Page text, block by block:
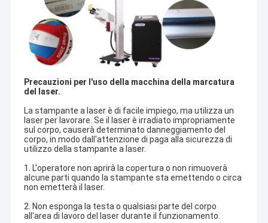
Precauzioni per l'uso della macchina della marcatura
del laser.
La stampante a laser è di facile impiego, ma utilizza un
laser per lavorare. Se il laser è irradiato impropriamente
sul corpo, causerà determinato danneggiamento del
corpo, in modo dall'attenzione di paga alla sicurezza di
utilizzo della stampante a laser.
1. L'operatore non aprirà la copertura o non rimuoverà
alcune parti quando la stampante sta emettendo o circa
non emetterà il laser.
2. Non esponga la testa o qualsiasi parte del corpo
all'area di lavoro del laser durante il funzionamento.